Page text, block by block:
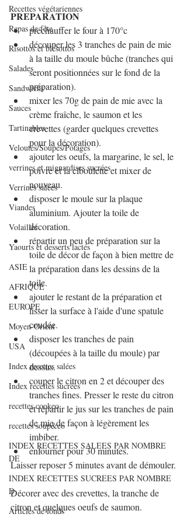
Recettes végétariennes
Repas de fête
Risottos et blésottos
Salades
Sandwichs
Sauces
Tartinables
Veloutés/Soupes/Potages
verrines et mignardises sucrées
Verrines salées
Viandes
Volailles
Yaourts et desserts lactés
ASIE
AFRIQUE
EUROPE
Moyen-Orient
USA
Index recettes salées
Index recettes sucrées
recettes cookeo
recettes soup&co
INDEX RECETTES SALEES PAR NOMBRE
DE
INDEX RECETTES SUCREES PAR NOMBRE
D
Articles de fonds
PREPARATION
préchauffer le four à 170°c
découper les 3 tranches de pain de mie
à la taille du moule bûche (tranches qui
seront positionnées sur le fond de la
préparation).
mixer les 70g de pain de mie avec la
crème fraîche, le saumon et les
crevettes (garder quelques crevettes
pour la décoration).
ajouter les oeufs, la margarine, le sel, le
poivre et la ciboulette et mixer de
nouveau.
disposer le moule sur la plaque
aluminium. Ajouter la toile de
décoration.
répartir un peu de préparation sur la
toile de décor de façon à bien mettre de
la préparation dans les dessins de la
toile.
ajouter le restant de la préparation et
lisser la surface à l'aide d'une spatule
coudée.
disposer les tranches de pain
(découpées à la taille du moule) par
dessus.
couper le citron en 2 et découper des
tranches fines. Presser le reste du citron
et répartir le jus sur les tranches de pain
de mie de façon à légèrement les
imbiber.
enfourner pour 30 minutes.
Laisser reposer 5 minutes avant de démouler.
Décorer avec des crevettes, la tranche de
citron et quelques oeufs de saumon.